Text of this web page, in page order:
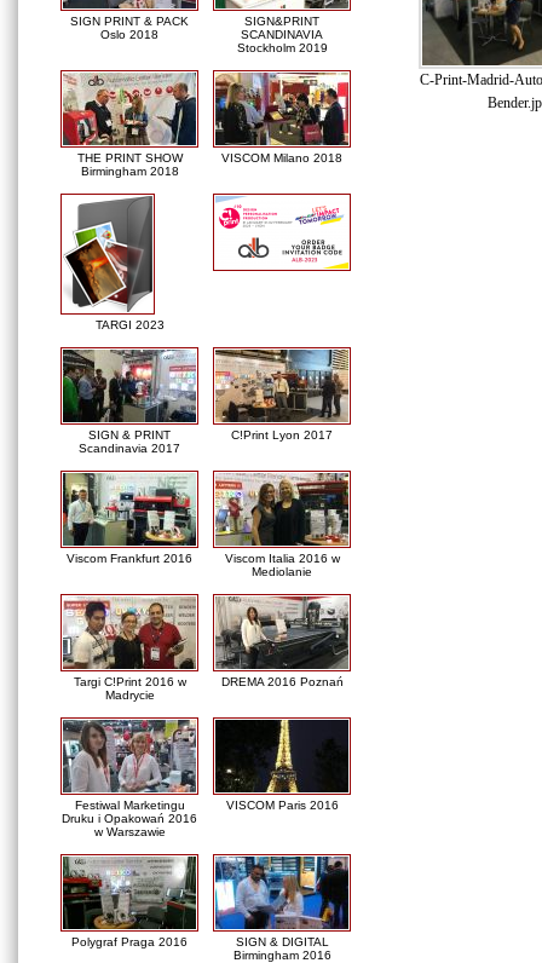
SIGN PRINT & PACK
Oslo 2018
SIGN&PRINT
SCANDINAVIA
Stockholm 2019
THE PRINT SHOW
Birmingham 2018
VISCOM Milano 2018
TARGI 2023
SIGN & PRINT
Scandinavia 2017
C!Print Lyon 2017
Viscom Frankfurt 2016
Viscom Italia 2016 w
Mediolanie
Targi C!Print 2016 w
Madrycie
DREMA 2016 Poznań
Festiwal Marketingu
Druku i Opakowań 2016
w Warszawie
VISCOM Paris 2016
Polygraf Praga 2016
SIGN & DIGITAL
Birmingham 2016
C-Print-Madrid-